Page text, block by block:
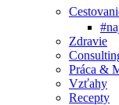
Zdravie
Práca &
Vzťahy
Recepty